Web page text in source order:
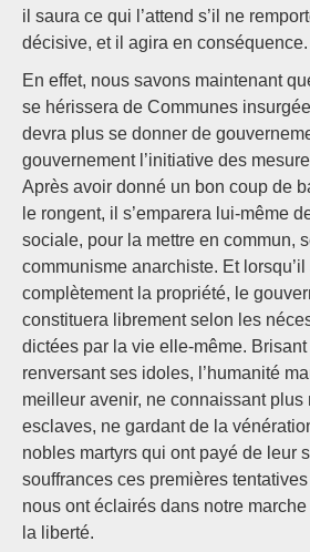
il saura ce qui l’attend s’il ne
décisive, et il agira en conséquence.
En effet, nous savons maintenant
se hérissera de Communes
devra plus se donner de
gouvernement l’initiative des
Après avoir donné un bon coup de
le rongent, il s’emparera lui-même
sociale, pour la mettre en commun,
communisme anarchiste. Et
complètement la propriété, le
constituera librement selon les
dictées par la vie elle-même.
renversant ses idoles, l’humanité
meilleur avenir, ne connaissant plus
esclaves, ne gardant de la
nobles martyrs qui ont payé de leur
souffrances ces premières
nous ont éclairés dans notre
la liberté.